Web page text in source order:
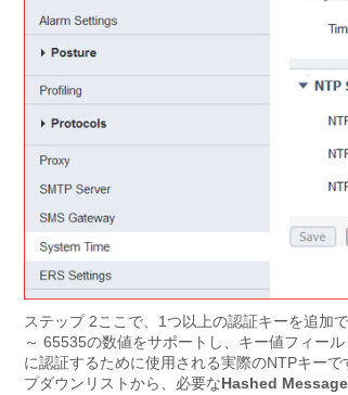
ステップ 2ここで、1つ以上の認証キーを追加で
～ 65535の数値をサポートし、キー値フィー
に認証するために使用される実際のNTPキー
プダウンリストから、必要なHashed